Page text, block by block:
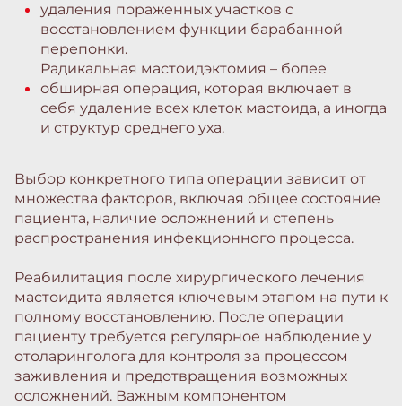
удаления пораженных участков с
восстановлением функции барабанной
перепонки.
Радикальная мастоидэктомия – более
обширная операция, которая включает в
себя удаление всех клеток мастоида, а иногда
и структур среднего уха.
Выбор конкретного типа операции зависит от
множества факторов, включая общее состояние
пациента, наличие осложнений и степень
распространения инфекционного процесса.
Реабилитация после хирургического лечения
мастоидита является ключевым этапом на пути к
полному восстановлению. После операции
пациенту требуется регулярное наблюдение у
отоларинголога для контроля за процессом
заживления и предотвращения возможных
осложнений. Важным компонентом